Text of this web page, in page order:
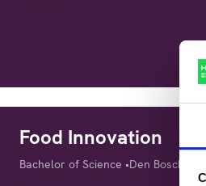
Food Innovation
Diploma
Bachelor of Science Locatie
Den Bosch